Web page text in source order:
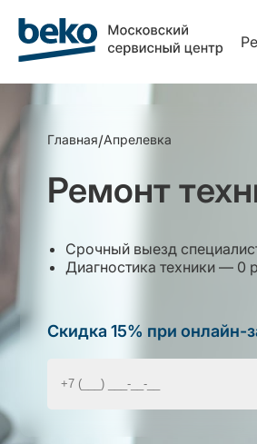
Главная/Апрелевка
Ремонт
Срочный выезд
Диагностика техники — 0
Скидка 15% при онлайн-